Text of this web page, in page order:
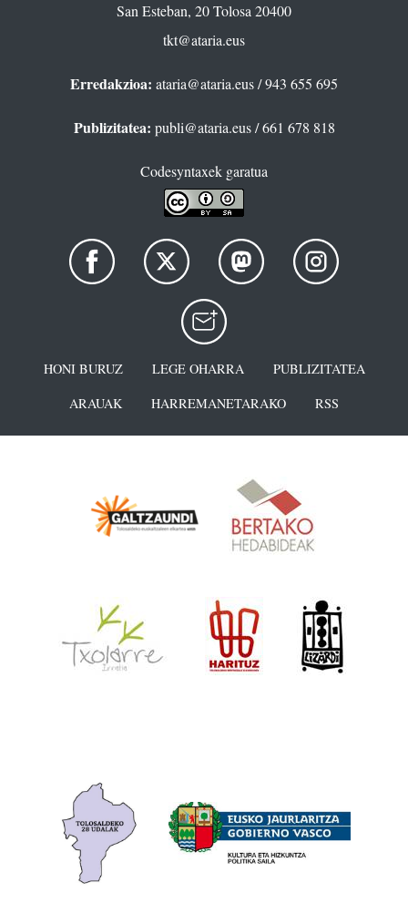
San Esteban, 20 Tolosa 20400
tkt@ataria.eus
Erredakzioa: ataria@ataria.eus/ 943 655 695
Publizitatea: publi@ataria.eus/ 661 678 818
Codesyntaxek garatua
HONI BURUZ LEGE OHARRA
PUBLIZITATEA
ARAUAK
HARREMANETARAKO RSS